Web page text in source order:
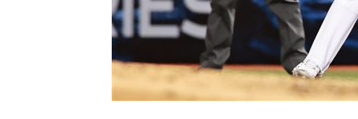
台灣彩券開獎直播中 20:31
LIVE三立+24小時直播 15:27
三立iNEWS新聞台線上直播 18:00